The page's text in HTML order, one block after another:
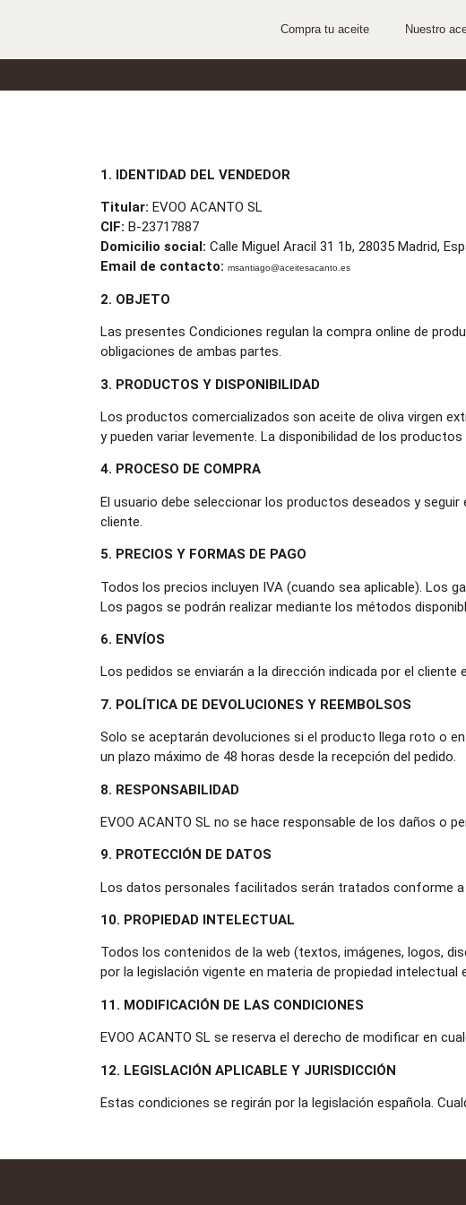
Compra tu aceite Nuestro
1. IDENTIDAD DEL VENDEDOR
Titular: EVOO ACANTO SL
CIF: B-23717887
Domicilio social: Calle Miguel Aracil 31 1b, 28035 Madrid,
Email de contacto: msantiago@aceitesacanto.es
2. OBJETO
Las presentes Condiciones regulan la compra online de
obligaciones de ambas partes.
3. PRODUCTOS Y DISPONIBILIDAD
Los productos comercializados son aceite de oliva virgen
y pueden variar levemente. La disponibilidad de los
4. PROCESO DE COMPRA
El usuario debe seleccionar los productos deseados y
cliente.
5. PRECIOS Y FORMAS DE PAGO
Todos los precios incluyen IVA (cuando sea aplicable). Los
Los pagos se podrán realizar mediante los métodos
6. ENVÍOS
Los pedidos se enviarán a la dirección indicada por el
7. POLÍTICA DE DEVOLUCIONES Y REEMBOLSOS
Solo se aceptarán devoluciones si el producto llega roto o
un plazo máximo de 48 horas desde la recepción del pedido.
8. RESPONSABILIDAD
EVOO ACANTO SL no se hace responsable de los daños o
9. PROTECCIÓN DE DATOS
Los datos personales facilitados serán tratados conforme
10. PROPIEDAD INTELECTUAL
Todos los contenidos de la web (textos, imágenes, logos,
por la legislación vigente en materia de propiedad intelectual
11. MODIFICACIÓN DE LAS CONDICIONES
EVOO ACANTO SL se reserva el derecho de modificar en
12. LEGISLACIÓN APLICABLE Y JURISDICCIÓN
Estas condiciones se regirán por la legislación española.